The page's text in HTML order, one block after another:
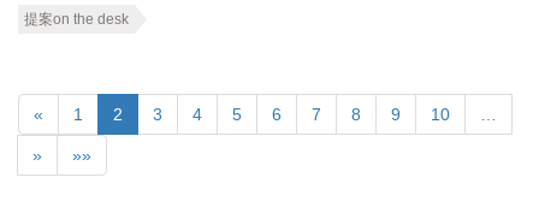
提案on the desk
« 1 2 3 4 5 6 7 8 9 10
» »»